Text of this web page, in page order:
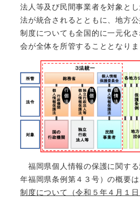
法人等及び民間事業者を対象と
法が統合されるとともに、地方
制度についても全国的に一元化
会が全体を所管することとなりま
福岡県個人情報の保護に関する
年福岡県条例第４３号）の概要は
制度について（令和５年４月１日